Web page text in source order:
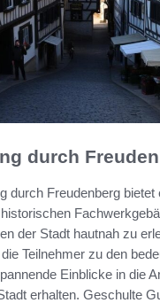
durch
durch Freudenberg bietet
der Stadt hautnah zu
Teilnehmer zu den
Einblicke in die
erhalten. Geschulte